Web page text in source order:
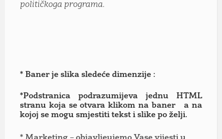
političkoga programa.
* Baner je slika sledeće dimenzije :
*Podstranica podrazumijeva jednu HTML
stranu koja se otvara klikom na baner a na
kojoj se mogu smjestiti tekst i slike po želji.